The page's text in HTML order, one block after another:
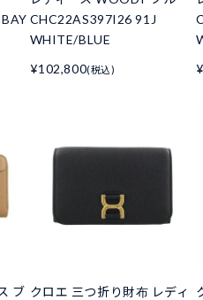
CHC22AS397I26 91J
WHITE/BLUE
¥102,800(税込)
ブ クロエ 三つ折り財布 レディ